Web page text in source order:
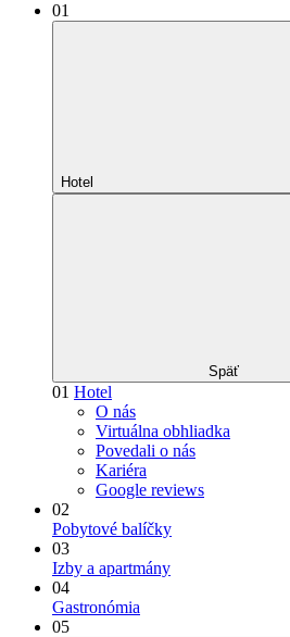
01
Hotel
Späť
01 Hotel
O nás
Virtuálna obhliadka
Povedali o nás
Kariéra
Google reviews
02
Pobytové balíčky
03
Izby a apartmány
04
Gastronómia
05